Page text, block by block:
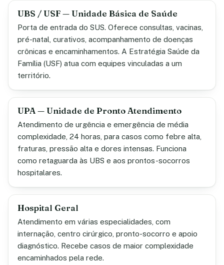
UBS / USF — Unidade Básica de Saúde
Porta de entrada do SUS. Oferece consultas, vacinas,
pré-natal, curativos, acompanhamento de doenças
crônicas e encaminhamentos. A Estratégia Saúde da
Família (USF) atua com equipes vinculadas a um
território.
UPA — Unidade de Pronto Atendimento
Atendimento de urgência e emergência de média
complexidade, 24 horas, para casos como febre alta,
fraturas, pressão alta e dores intensas. Funciona
como retaguarda às UBS e aos prontos-socorros
hospitalares.
Hospital Geral
Atendimento em várias especialidades, com
internação, centro cirúrgico, pronto-socorro e apoio
diagnóstico. Recebe casos de maior complexidade
encaminhados pela rede.